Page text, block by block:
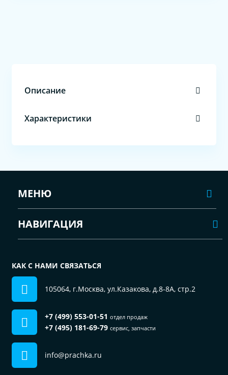
Описание
Характеристики
МЕНЮ
НАВИГАЦИЯ
КАК С НАМИ СВЯЗАТЬСЯ
105064, г.Москва, ул.Казакова, д.8-8А, стр.2
+7 (499) 553-01-51 отдел продаж
+7 (495) 181-69-79 сервис, запчасти
info@prachka.ru